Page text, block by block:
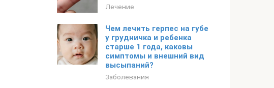
Лечение
Чем лечить герпес на губе
у грудничка и ребенка
старше 1 года, каковы
симптомы и внешний вид
высыпаний?
Заболевания